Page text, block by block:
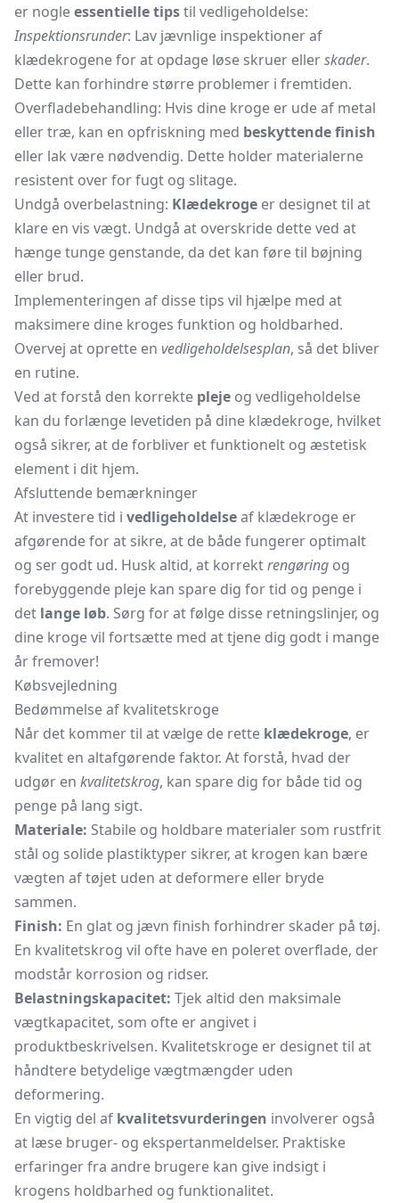
er nogleessentielle tipstil vedligeholdelse:
Inspektionsrunder: Lav jævnlige inspektioner af
klædekrogene for at opdage løse skruer ellerskader.
Dette kan forhindre større problemer i fremtiden.
Overfladebehandling: Hvis dine kroge er ude af metal
eller træ, kan en opfriskning med beskyttende finish
eller lak være nødvendig. Dette holder materialerne
resistent over for fugt og slitage.
Undgå overbelastning: Klædekroge er designet til at
klare en vis vægt. Undgå at overskride dette ved at
hænge tunge genstande, da det kan føre til bøjning
eller brud.
Implementeringen af disse tips vil hjælpe med at
maksimere dine kroges funktion og holdbarhed.
Overvej at oprette en vedligeholdelsesplan, så det bliver
en rutine.
Ved at forstå den korrekte pleje og vedligeholdelse
kan du forlænge levetiden på dine klædekroge, hvilket
også sikrer, at de forbliver et funktionelt og æstetisk
element i dit hjem.
Afsluttende bemærkninger
At investere tid i vedligeholdelseaf klædekroge er
afgørende for at sikre, at de både fungerer optimalt
og ser godt ud. Husk altid, at korrektrengøring og
forebyggende pleje kan spare dig for tid og penge i
det lange løb. Sørg for at følge disse retningslinjer, og
dine kroge vil fortsætte med at tjene dig godt i mange
år fremover!
Købsvejledning
Bedømmelse af kvalitetskroge
Når det kommer til at vælge de rette klædekroge, er
kvalitet en altafgørende faktor. At forstå, hvad der
udgør en kvalitetskrog, kan spare dig for både tid og
penge på lang sigt.
Materiale: Stabile og holdbare materialer som rustfrit
stål og solide plastiktyper sikrer, at krogen kan bære
vægten af tøjet uden at deformere eller bryde
sammen.
Finish: En glat og jævn finish forhindrer skader på tøj.
En kvalitetskrog vil ofte have en poleret overflade, der
modstår korrosion og ridser.
Belastningskapacitet: Tjek altid den maksimale
vægtkapacitet, som ofte er angivet i
produktbeskrivelsen. Kvalitetskroge er designet til at
håndtere betydelige vægtmængder uden
deformering.
En vigtig del af kvalitetsvurderingen involverer også
at læse bruger- og ekspertanmeldelser. Praktiske
erfaringer fra andre brugere kan give indsigt i
krogens holdbarhed og funktionalitet.